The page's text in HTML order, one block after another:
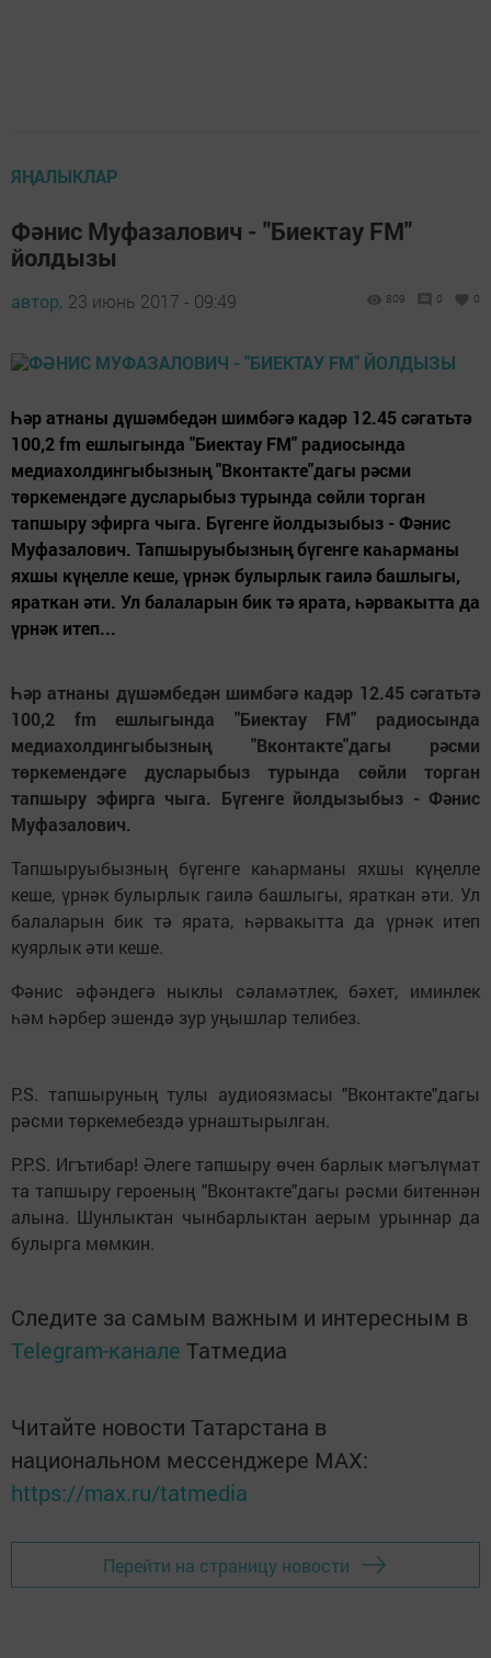
ЯҢАЛЫКЛАР
Фәнис Муфазалович - "Биектау FM"
йолдызы
автор, 23 июнь 2017 - 09:49 809 0 0
Һәр атнаны дүшәмбедән шимбәгә кадәр 12.45 сәгатьтә
100,2 fm ешлыгында "Биектау FM" радиосында
медиахолдингыбызның "Вконтакте"дагы рәсми
төркемендәге дусларыбыз турында сөйли торган
тапшыру эфирга чыга. Бүгенге йолдызыбыз - Фәнис
Муфазалович. Тапшыруыбызның бүгенге каһарманы
яхшы күңелле кеше, үрнәк булырлык гаилә башлыгы,
яраткан әти. Ул балаларын бик тә ярата, һәрвакытта да
үрнәк итеп...
Һәр атнаны дүшәмбедән шимбәгә кадәр 12.45 сәгатьтә
100,2 fm ешлыгында "Биектау FM" радиосында
медиахолдингыбызның "Вконтакте"дагы рәсми
төркемендәге дусларыбыз турында сөйли торган
тапшыру эфирга чыга. Бүгенге йолдызыбыз - Фәнис
Муфазалович.
Тапшыруыбызның бүгенге каһарманы яхшы күңелле
кеше, үрнәк булырлык гаилә башлыгы, яраткан әти. Ул
балаларын бик тә ярата, һәрвакытта да үрнәк итеп
куярлык әти кеше.
Фәнис әфәндегә ныклы сәламәтлек, бәхет, иминлек
һәм һәрбер эшендә зур уңышлар телибез.
P.S. тапшыруның тулы аудиоязмасы "Вконтакте"дагы
рәсми төркемебездә урнаштырылган.
P.P.S. Игътибар! Әлеге тапшыру өчен барлык мәгълүмат
та тапшыру героеның "Вконтакте"дагы рәсми битеннән
алына. Шунлыктан чынбарлыктан аерым урыннар да
булырга мөмкин.
Следите за самым важным и интересным в
Telegram-канале Татмедиа
Читайте новости Татарстана в
национальном мессенджере MАХ:
https://max.ru/tatmedia
Перейти на страницу новости